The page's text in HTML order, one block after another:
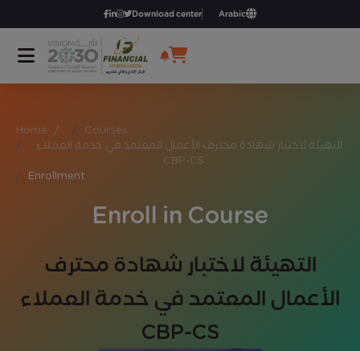
Download center Arabic
Home /
Courses
التهيئة لاختبار شهادة محترف الأعمال المعتمد في خدمة العملاء
CBP-CS
Enrollment
Enroll in Course
التهيئة لاختبار شهادة محترف
الأعمال المعتمد في خدمة العملاء
CBP-CS